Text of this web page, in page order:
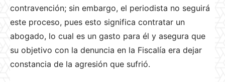
contravención; sin embargo, el periodista no seguirá
este proceso, pues esto significa contratar un
abogado, lo cual es un gasto para él y asegura que
su objetivo con la denuncia en la Fiscalía era dejar
constancia de la agresión que sufrió.